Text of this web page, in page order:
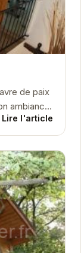
de paix
ambiance
cet...
Lire l'article